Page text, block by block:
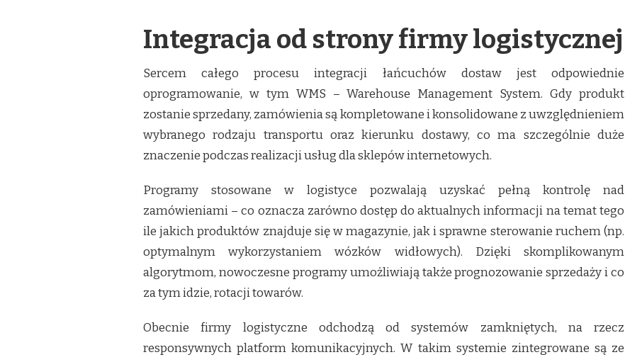
Integracja od strony firmy logistycznej
Sercem całego procesu integracji łańcuchów dostaw jest odpowiednie
oprogramowanie, w tym WMS – Warehouse Management System. Gdy produkt
zostanie sprzedany, zamówienia są kompletowane i konsolidowane z uwzględnieniem
wybranego rodzaju transportu oraz kierunku dostawy, co ma szczególnie duże
znaczenie podczas realizacji usług dla sklepów internetowych.
Programy stosowane w logistyce pozwalają uzyskać pełną kontrolę nad
zamówieniami – co oznacza zarówno dostęp do aktualnych informacji na temat tego
ile jakich produktów znajduje się w magazynie, jak i sprawne sterowanie ruchem (np.
optymalnym wykorzystaniem wózków widłowych). Dzięki skomplikowanym
algorytmom, nowoczesne programy umożliwiają także prognozowanie sprzedaży i co
za tym idzie, rotacji towarów.
Obecnie firmy logistyczne odchodzą od systemów zamkniętych, na rzecz
responsywnych platform komunikacyjnych. W takim systemie zintegrowane są ze